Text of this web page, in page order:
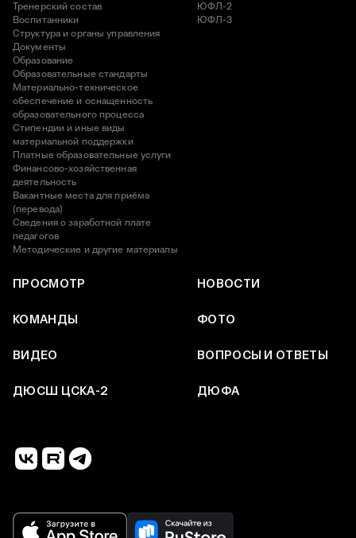
Тренерский состав
Воспитанники
Структура и органы управления
Документы
Образование
Образовательные стандарты
Материально-техническое
обеспечение и оснащенность
образовательного процесса
Стипендии и иные виды
материальной поддержки
Платные образовательные услуги
Финансово-хозяйственная
деятельность
Вакантные места для приёма
(перевода)
Сведения о заработной плате
педагогов
Методические и другие материалы
ЮФЛ-2
ЮФЛ-3
ПРОСМОТР НОВОСТИ
КОМАНДЫ ФОТО
ВИДЕО ВОПРОСЫ И ОТВЕТЫ
ДЮСШ ЦСКА-2 ДЮФА